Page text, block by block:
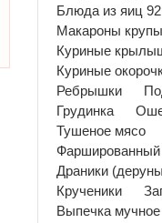
Блюда из яиц 92
Макароны
Куриные
Куриные
Ребрышки
Грудинка
Тушеное мясо
Фаршированный
Драники
Крученики
Выпечка